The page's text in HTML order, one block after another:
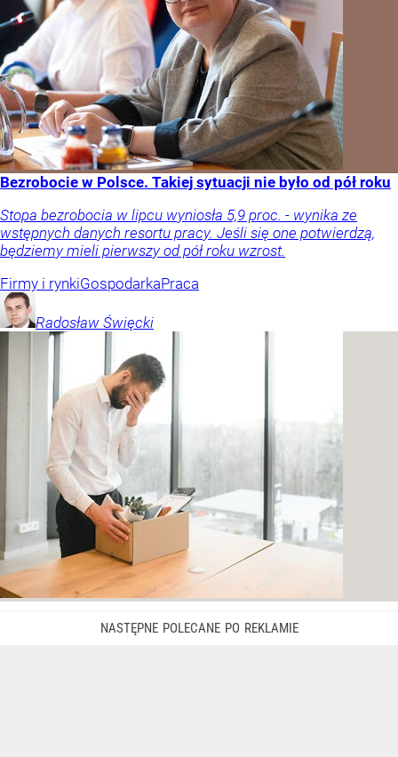
Bezrobocie w Polsce. Takiej sytuacji nie było od pół roku
Stopa bezrobocia w lipcu wyniosła 5,9 proc. - wynika ze
wstępnych danych resortu pracy. Jeśli się one potwierdzą,
będziemy mieli pierwszy od pół roku wzrost.
Firmy i rynkiGospodarkaPraca
Radosław Święcki